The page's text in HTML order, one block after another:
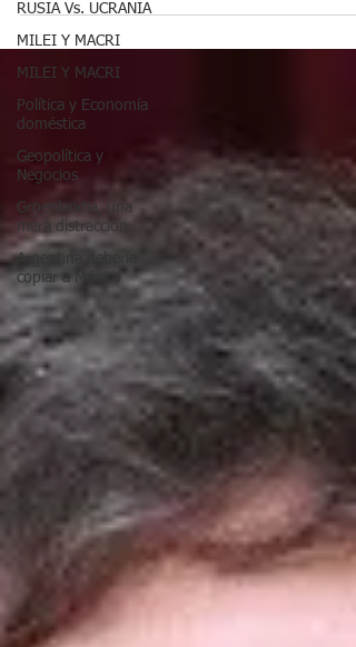
RUSIA Vs. UCRANIA
MILEI Y MACRI
MILEI Y MACRI
Política y Economía
doméstica
Geopolítica y
Negocios
Groenlandia, una
mera distracción
Argentina debería
copiar a México
la firma de un acuerdo, hubo una...